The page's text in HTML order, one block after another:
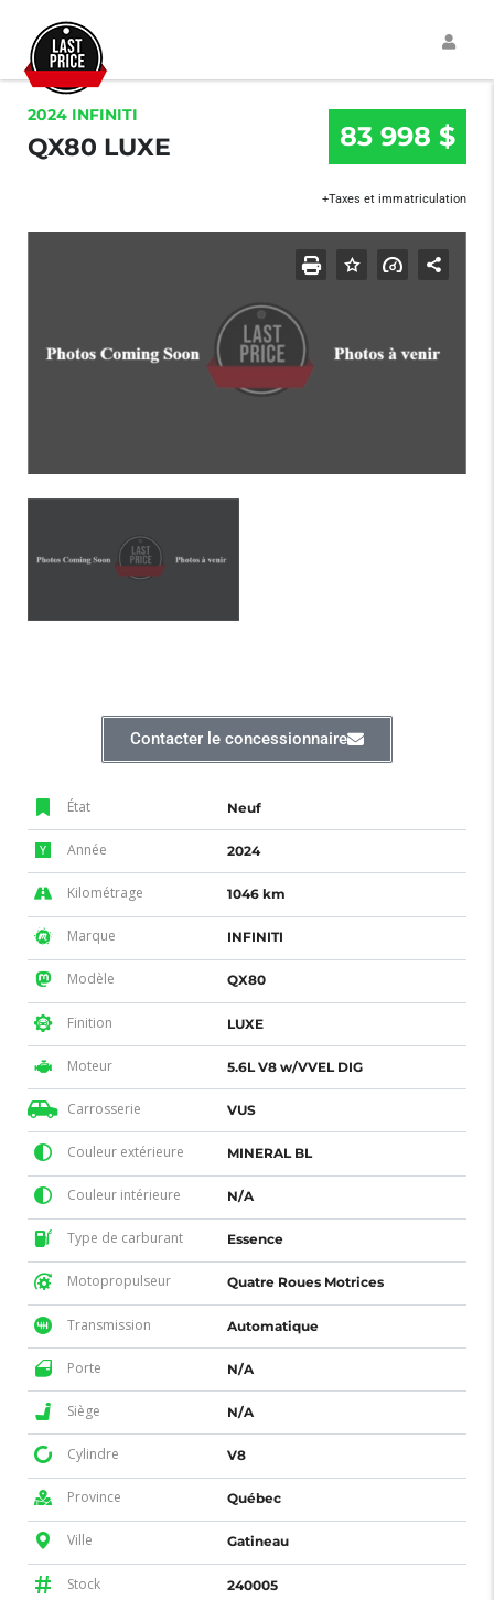
2024 INFINITI
QX80 LUXE 83 998 $
+Taxes et immatriculation
Contacter le concessionnaire
État Neuf
Année 2024
Kilométrage 1046 km
Marque INFINITI
Modèle QX80
Finition LUXE
Moteur 5.6L V8 w/VVEL DIG
Carrosserie VUS
Couleur extérieure MINERAL BL
Couleur intérieure N/A
Type de carburant Essence
Motopropulseur Quatre Roues Motrices
Transmission Automatique
Porte N/A
Siège N/A
Cylindre V8
Province Québec
Ville Gatineau
Stock 240005